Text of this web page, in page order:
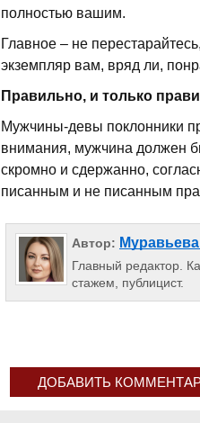
полностью вашим.
Главное – не
экземпляр вам, вряд ли,
Правильно, и только
Мужчины-девы поклонники
внимания, мужчина должен
скромно и сдержанно,
писанным и не писанным
Автор:
Главный редактор.
стажем, публицист.
ДОБАВИТЬ